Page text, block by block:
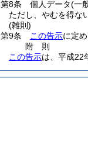
第8条
個人データ(一
ただし、やむを得な
(雑則)
第9条
この告示に定
附 則
この告示は、平成22